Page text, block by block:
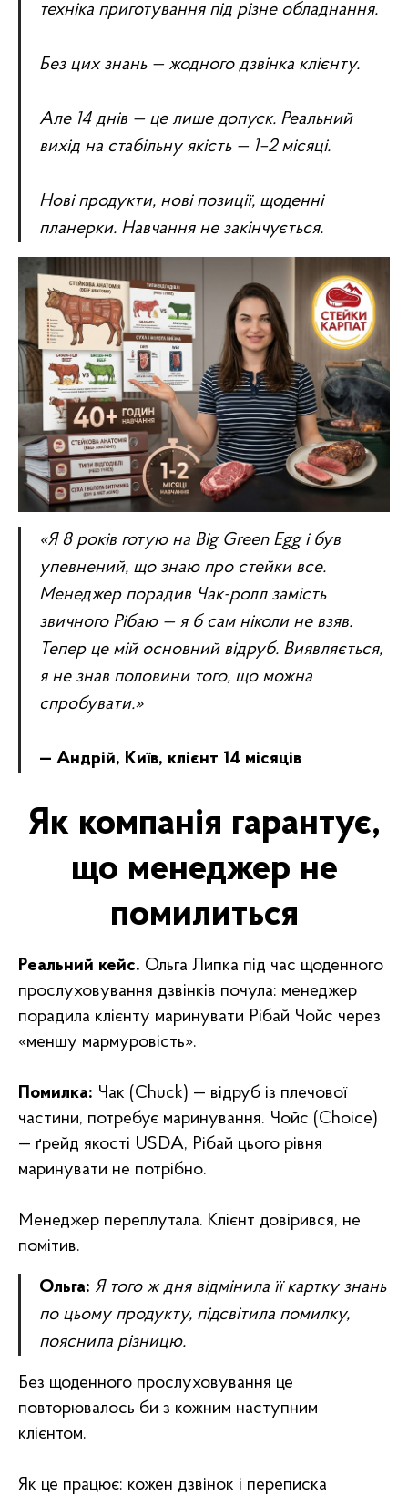
техніка приготування під різне обладнання.
Без цих знань — жодного дзвінка клієнту.
Але 14 днів — це лише допуск. Реальний
вихід на стабільну якість — 1–2 місяці.
Нові продукти, нові позиції, щоденні
планерки. Навчання не закінчується.
«Я 8 років готую на Big Green Egg і був
упевнений, що знаю про стейки все.
Менеджер порадив Чак-ролл замість
звичного Рібаю — я б сам ніколи не взяв.
Тепер це мій основний відруб. Виявляється,
я не знав половини того, що можна
спробувати.»
— Андрій, Київ, клієнт 14 місяців
Як компанія гарантує,
що менеджер не
помилиться
Реальний кейс. Ольга Липка під час щоденного
прослуховування дзвінків почула: менеджер
порадила клієнту маринувати Рібай Чойс через
«меншу мармуровість».
Помилка: Чак (Chuck) — відруб із плечової
частини, потребує маринування. Чойс (Choice)
— ґрейд якості USDA, Рібай цього рівня
маринувати не потрібно.
Менеджер переплутала. Клієнт довірився, не
помітив.
Ольга: Я того ж дня відмінила її картку знань
по цьому продукту, підсвітила помилку,
пояснила різницю.
Без щоденного прослуховування це
повторювалось би з кожним наступним
клієнтом.
Як це працює: кожен дзвінок і переписка